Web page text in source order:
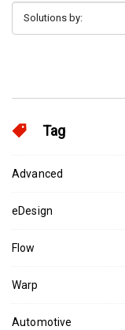
Tag
Advanced
eDesign
Flow
Warp
Automotive